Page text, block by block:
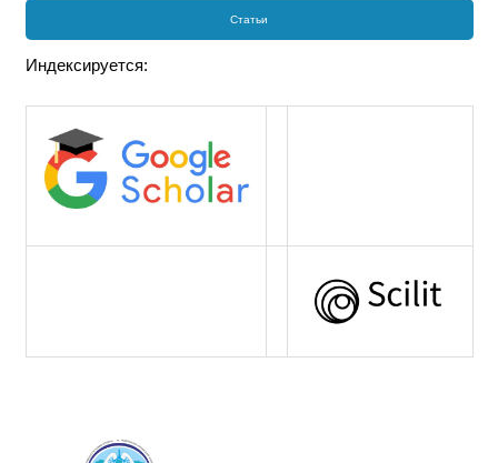
Статьи
Индексируется: